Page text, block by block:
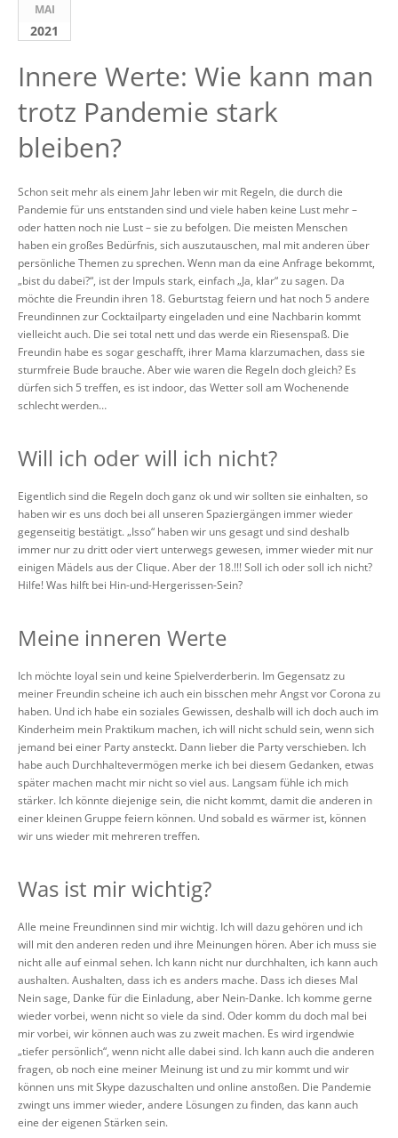
MAI
2021
Innere Werte: Wie kann man
trotz Pandemie stark
bleiben?
Schon seit mehr als einem Jahr leben wir mit Regeln, die durch die
Pandemie für uns entstanden sind und viele haben keine Lust mehr –
oder hatten noch nie Lust – sie zu befolgen. Die meisten Menschen
haben ein großes Bedürfnis, sich auszutauschen, mal mit anderen über
persönliche Themen zu sprechen. Wenn man da eine Anfrage bekommt,
„bist du dabei?“, ist der Impuls stark, einfach „Ja, klar“ zu sagen. Da
möchte die Freundin ihren 18. Geburtstag feiern und hat noch 5 andere
Freundinnen zur Cocktailparty eingeladen und eine Nachbarin kommt
vielleicht auch. Die sei total nett und das werde ein Riesenspaß. Die
Freundin habe es sogar geschafft, ihrer Mama klarzumachen, dass sie
sturmfreie Bude brauche. Aber wie waren die Regeln doch gleich? Es
dürfen sich 5 treffen, es ist indoor, das Wetter soll am Wochenende
schlecht werden…
Will ich oder will ich nicht?
Eigentlich sind die Regeln doch ganz ok und wir sollten sie einhalten, so
haben wir es uns doch bei all unseren Spaziergängen immer wieder
gegenseitig bestätigt. „Isso“ haben wir uns gesagt und sind deshalb
immer nur zu dritt oder viert unterwegs gewesen, immer wieder mit nur
einigen Mädels aus der Clique. Aber der 18.!!! Soll ich oder soll ich nicht?
Hilfe! Was hilft bei Hin-und-Hergerissen-Sein?
Meine inneren Werte
Ich möchte loyal sein und keine Spielverderberin. Im Gegensatz zu
meiner Freundin scheine ich auch ein bisschen mehr Angst vor Corona zu
haben. Und ich habe ein soziales Gewissen, deshalb will ich doch auch im
Kinderheim mein Praktikum machen, ich will nicht schuld sein, wenn sich
jemand bei einer Party ansteckt. Dann lieber die Party verschieben. Ich
habe auch Durchhaltevermögen merke ich bei diesem Gedanken, etwas
später machen macht mir nicht so viel aus. Langsam fühle ich mich
stärker. Ich könnte diejenige sein, die nicht kommt, damit die anderen in
einer kleinen Gruppe feiern können. Und sobald es wärmer ist, können
wir uns wieder mit mehreren treffen.
Was ist mir wichtig?
Alle meine Freundinnen sind mir wichtig. Ich will dazu gehören und ich
will mit den anderen reden und ihre Meinungen hören. Aber ich muss sie
nicht alle auf einmal sehen. Ich kann nicht nur durchhalten, ich kann auch
aushalten. Aushalten, dass ich es anders mache. Dass ich dieses Mal
Nein sage, Danke für die Einladung, aber Nein-Danke. Ich komme gerne
wieder vorbei, wenn nicht so viele da sind. Oder komm du doch mal bei
mir vorbei, wir können auch was zu zweit machen. Es wird irgendwie
„tiefer persönlich“, wenn nicht alle dabei sind. Ich kann auch die anderen
fragen, ob noch eine meiner Meinung ist und zu mir kommt und wir
können uns mit Skype dazuschalten und online anstoßen. Die Pandemie
zwingt uns immer wieder, andere Lösungen zu finden, das kann auch
eine der eigenen Stärken sein.